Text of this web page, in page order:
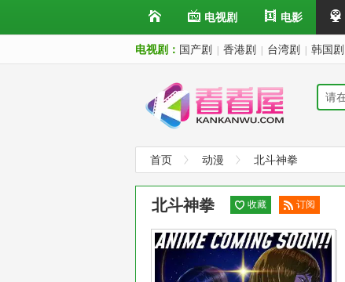
电视剧 电影
电视剧： 国产剧 香港剧 台湾剧 韩国剧
首页 动漫 北斗神拳
北斗神拳 收藏
订阅
阅